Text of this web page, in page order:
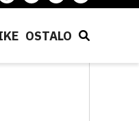
OSTALO